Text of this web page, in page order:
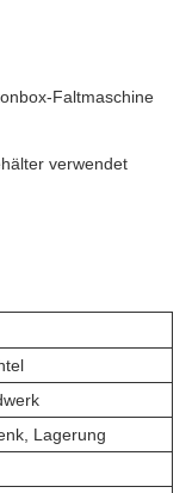
Faltmaschine
verwendet
Lagerung